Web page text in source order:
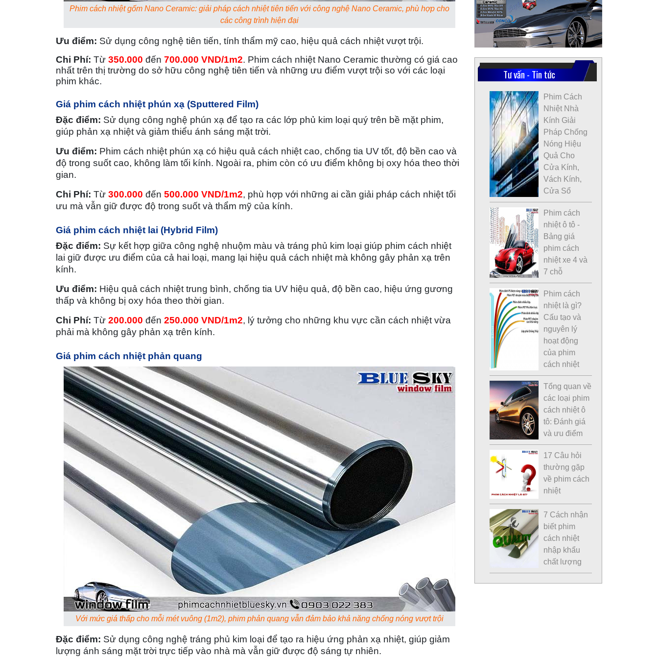
Phim cách nhiệt gốm Nano Ceramic: giải pháp cách nhiệt tiên tiến với công nghệ Nano Ceramic, phù hợp cho
các công trình hiện đại
Ưu điểm: Sử dụng công nghệ tiên tiến, tính thẩm mỹ cao, hiệu quả cách nhiệt vượt trội.
Chi Phí: Từ 350.000 đến 700.000 VND/1m2. Phim cách nhiệt Nano Ceramic thường có giá cao
nhất trên thị trường do sở hữu công nghệ tiên tiến và những ưu điểm vượt trội so với các loại
phim khác.
Giá phim cách nhiệt phún xạ (Sputtered Film)
Đặc điểm: Sử dụng công nghệ phún xạ để tạo ra các lớp phủ kim loại quý trên bề mặt phim,
giúp phản xạ nhiệt và giảm thiểu ánh sáng mặt trời.
Ưu điểm: Phim cách nhiệt phún xạ có hiệu quả cách nhiệt cao, chống tia UV tốt, độ bền cao và
độ trong suốt cao, không làm tối kính. Ngoài ra, phim còn có ưu điểm không bị oxy hóa theo thời
gian.
Chi Phí: Từ 300.000 đến 500.000 VND/1m2, phù hợp với những ai cần giải pháp cách nhiệt tối
ưu mà vẫn giữ được độ trong suốt và thẩm mỹ của kính.
Giá phim cách nhiệt lai (Hybrid Film)
Đặc điểm: Sự kết hợp giữa công nghệ nhuộm màu và tráng phủ kim loại giúp phim cách nhiệt
lai giữ được ưu điểm của cả hai loại, mang lại hiệu quả cách nhiệt mà không gây phản xạ trên
kính.
Ưu điểm: Hiệu quả cách nhiệt trung bình, chống tia UV hiệu quả, độ bền cao, hiệu ứng gương
thấp và không bị oxy hóa theo thời gian.
Chi Phí: Từ 200.000 đến 250.000 VND/1m2, lý tưởng cho những khu vực cần cách nhiệt vừa
phải mà không gây phản xạ trên kính.
Giá phim cách nhiệt phản quang
Với mức giá thấp cho mỗi mét vuông (1m2), phim phản quang vẫn đảm bảo khả năng chống nóng vượt trội
Đặc điểm: Sử dụng công nghệ tráng phủ kim loại để tạo ra hiệu ứng phản xạ nhiệt, giúp giảm
lượng ánh sáng mặt trời trực tiếp vào nhà mà vẫn giữ được độ sáng tự nhiên.
Tư vấn - Tin tức
Phim Cách
Nhiệt Nhà
Kính Giải
Pháp Chống
Nóng Hiệu
Quả Cho
Cửa Kính,
Vách Kính,
Cửa Sổ
Phim cách
nhiệt ô tô -
Bảng giá
phim cách
nhiệt xe 4 và
7 chỗ
Phim cách
nhiệt là gì?
Cấu tạo và
nguyên lý
hoạt động
của phim
cách nhiệt
Tổng quan về
các loại phim
cách nhiệt ô
tô: Đánh giá
và ưu điểm
17 Câu hỏi
thường gặp
về phim cách
nhiệt
7 Cách nhận
biết phim
cách nhiệt
nhập khẩu
chất lượng